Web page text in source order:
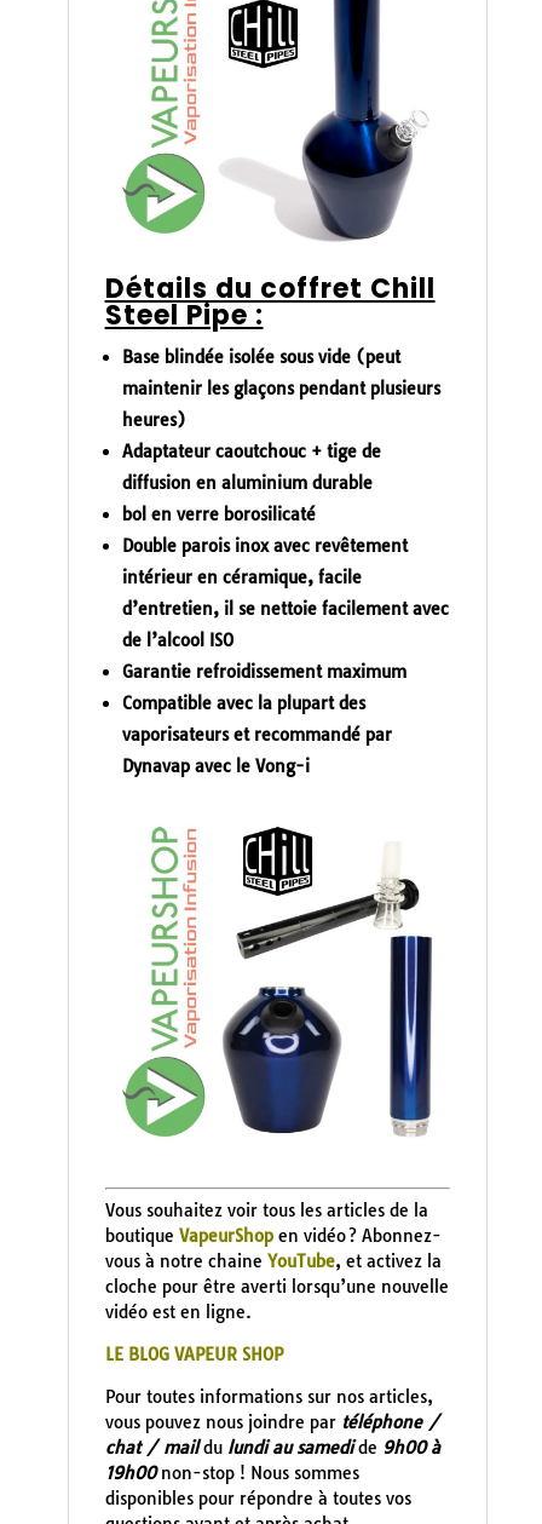
Détails du coffret Chill
Steel Pipe :
Base blindée isolée sous vide (peut
maintenir les glaçons pendant plusieurs
heures)
Adaptateur caoutchouc + tige de
diffusion en aluminium durable
bol en verre borosilicaté
Double parois inox avec revêtement
intérieur en céramique, facile
d’entretien, il se nettoie facilement avec
de l’alcool ISO
Garantie refroidissement maximum
Compatible avec la plupart des
vaporisateurs et recommandé par
Dynavap avec le Vong-i
Vous souhaitez voir tous les articles de la
boutique VapeurShopen vidéo ? Abonnez-
vous à notre chaine YouTube, et activez la
cloche pour être averti lorsqu’une nouvelle
vidéo est en ligne.
LE BLOG VAPEUR SHOP
Pour toutes informations sur nos articles,
vous pouvez nous joindre par téléphone /
chat / maildu lundi au samedide 9h00 à
19h00non-stop ! Nous sommes
disponibles pour répondre à toutes vos